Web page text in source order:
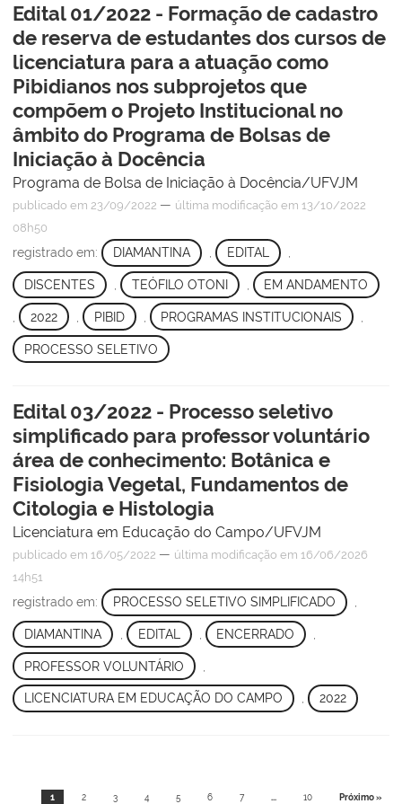
Edital 01/2022 - Formação de cadastro
de reserva de estudantes dos cursos de
licenciatura para a atuação como
Pibidianos nos subprojetos que
compõem o Projeto Institucional no
âmbito do Programa de Bolsas de
Iniciação à Docência
Programa de Bolsa de Iniciação à Docência/UFVJM
publicado em 23/09/2022 — última modificação em 13/10/2022
08h50
registrado em: DIAMANTINA , EDITAL ,
DISCENTES TEÓFILO OTONI EM ANDAMENTO
2022 PIBID PROGRAMAS INSTITUCIONAIS
PROCESSO SELETIVO
Edital 03/2022 - Processo seletivo
simplificado para professor voluntário
área de conhecimento: Botânica e
Fisiologia Vegetal, Fundamentos de
Citologia e Histologia
Licenciatura em Educação do Campo/UFVJM
publicado em 16/05/2022 — última modificação em 16/06/2026
14h51
registrado em: PROCESSO SELETIVO SIMPLIFICADO ,
DIAMANTINA EDITAL ENCERRADO
PROFESSOR VOLUNTÁRIO
LICENCIATURA EM EDUCAÇÃO DO CAMPO , 2022
1 2 3 4 5 6 7 ... 10 Próximo »